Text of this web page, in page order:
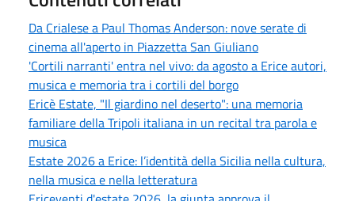
Da Crialese a Paul Thomas Anderson: nove serate di
cinema all'aperto in Piazzetta San Giuliano
'Cortili narranti' entra nel vivo: da agosto a Erice autori,
musica e memoria tra i cortili del borgo
Ericè Estate, "Il giardino nel deserto": una memoria
familiare della Tripoli italiana in un recital tra parola e
musica
Estate 2026 a Erice: l’identità della Sicilia nella cultura,
nella musica e nella letteratura